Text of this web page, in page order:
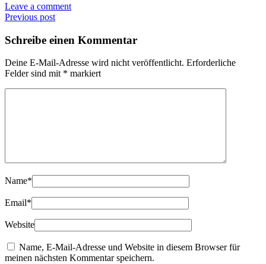
Leave a comment
Previous post
Schreibe einen Kommentar
Deine E-Mail-Adresse wird nicht veröffentlicht. Erforderliche
Felder sind mit * markiert
Name*
Email*
Website
Name, E-Mail-Adresse und Website in diesem Browser für
meinen nächsten Kommentar speichern.